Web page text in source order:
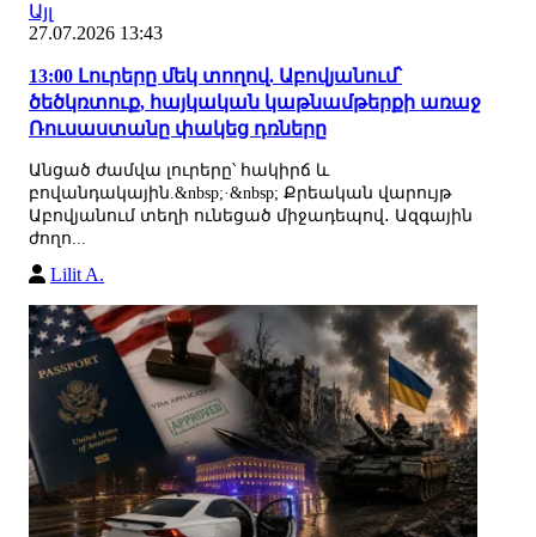
Այլ
27.07.2026 13:43
13:00 Լուրերը մեկ տողով. Աբովյանում՝
ծեծկռտուք, հայկական կաթնամթերքի առաջ
Ռուսաստանը փակեց դռները
Անցած ժամվա լուրերը՝ հակիրճ և
բովանդակային.&nbsp;·&nbsp; Քրեական վարույթ
Աբովյանում տեղի ունեցած միջադեպով․ Ազգային
ժողո...
Lilit A.